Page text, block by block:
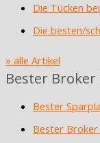
Die Tücken
Die besten/
» alle Artikel
Bester
Bester
Bester Broker